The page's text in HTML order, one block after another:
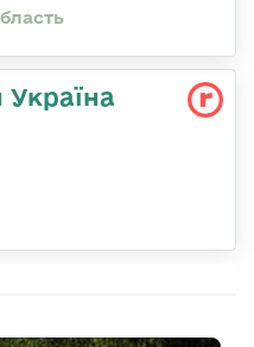
Україна